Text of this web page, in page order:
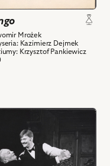
Mrożek
Kazimierz Dejmek
Krzysztof Pankiewicz